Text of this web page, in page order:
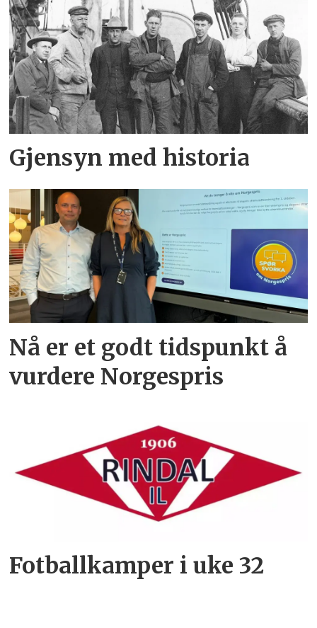
Gjensyn med historia
Nå er et godt tidspunkt å
vurdere Norgespris
Fotballkamper i uke 32